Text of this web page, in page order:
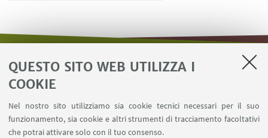
QUESTO SITO WEB UTILIZZA I
COOKIE
Nel nostro sito utilizziamo sia cookie tecnici necessari per il suo
funzionamento, sia cookie e altri strumenti di tracciamento facoltativi
che potrai attivare solo con il tuo consenso.
LINK UTILI
Contatti
Carta dei servizi